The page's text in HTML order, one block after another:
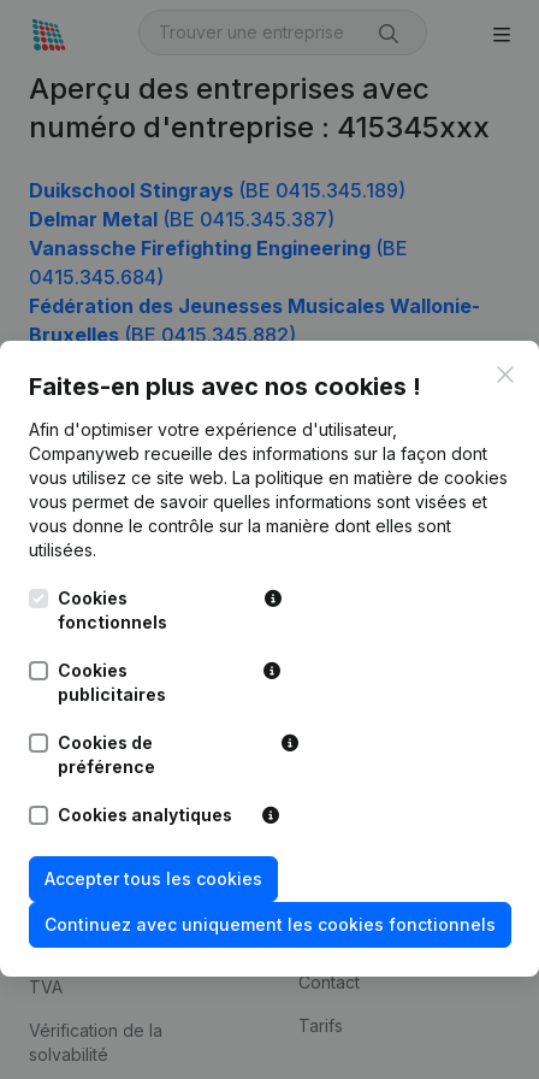
Aperçu des entreprises avec
numéro d'entreprise : 415345xxx
Duikschool Stingrays (BE 0415.345.189)
Delmar Metal (BE 0415.345.387)
Vanassche Firefighting Engineering (BE
0415.345.684)
Fédération des Jeunesses Musicales Wallonie-
Bruxelles(BE 0415.345.882)
Faites-en plus avec nos cookies !
Afin d'optimiser votre expérience d'utilisateur,
Companyweb recueille des informations sur la façon dont
vous utilisez ce site web. La politique en matière de cookies
vous permet de savoir quelles informations sont visées et
vous donne le contrôle sur la manière dont elles sont
utilisées.
Cookies
fonctionnels
Cookies
publicitaires
Cookies de
préférence
Cookies analytiques
Accepter tous les cookies
Continuez avec uniquement les cookies fonctionnels
Français
Kantorenpark Everest
Leuvensesteenweg
1800 Vilvoorde
Produit
Informations d’entreprise
Monitoring
Compliance et prévention
de la fraude
Consulter des comptes
annuels
TVA
Vérification de la
solvabilité
Contact
Tarifs